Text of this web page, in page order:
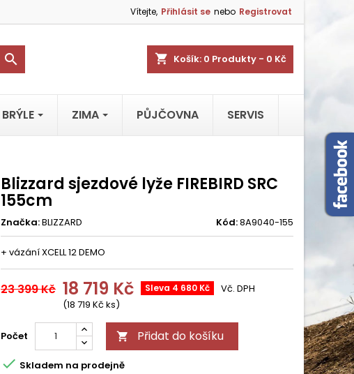
Vítejte, Přihlásit se nebo Registrovat
shopping_cart Košík: 0 Produkty - 0 Kč

BRÝLE ZIMA PŮJČOVNA SERVIS
Blizzard sjezdové lyže FIREBIRD SRC
155cm
Značka:BLIZZARD Kód:8A9040-155
+ vázání XCELL 12 DEMO
23 399 Kč 18 719 Kč Sleva 4 680 Kč
(18 719 Kč ks)
Vč. DPH
Počet  Přidat do košíku
 Skladem na prodejně